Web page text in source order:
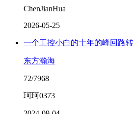
ChenJianHua
2026-05-25
一个工控小白的十年的峰回路转
东方瀚海
72/7968
珂珂0373